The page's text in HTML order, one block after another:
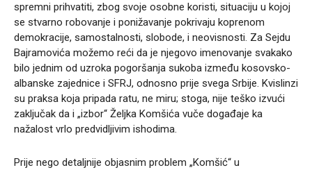
spremni prihvatiti, zbog svoje osobne koristi, situaciju u kojoj
se stvarno robovanje i ponižavanje pokrivaju koprenom
demokracije, samostalnosti, slobode, i neovisnosti. Za Sejdu
Bajramovića možemo reći da je njegovo imenovanje svakako
bilo jednim od uzroka pogoršanja sukoba između kosovsko-
albanske zajednice i SFRJ, odnosno prije svega Srbije. Kvislinzi
su praksa koja pripada ratu, ne miru; stoga, nije teško izvući
zaključak da i „izbor“ Željka Komšića vuče događaje ka
nažalost vrlo predvidljivim ishodima.
Prije nego detaljnije objasnim problem „Komšić“ u